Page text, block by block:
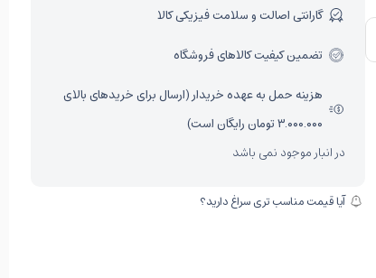
گارانتی اصالت و سلامت فیزیکی کالا
تضمین کیفیت کالاهای فروشگاه
هزینه حمل به عهده خریدار (ارسال برای خریدهای بالای
۳.۰۰۰.۰۰۰ تومان رایگان است)
در انبار موجود نمی باشد
آیا قیمت مناسب تری سراغ دارید؟